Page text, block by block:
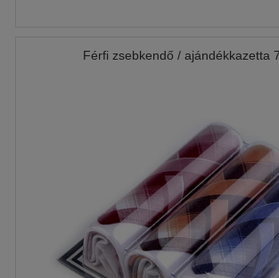
Férfi zsebkendő / ajándékkazetta